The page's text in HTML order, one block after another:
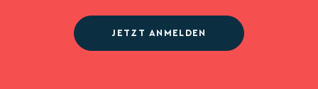
JETZT ANMELDEN